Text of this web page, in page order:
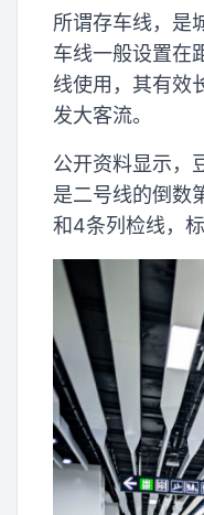
所谓存车线，是
车线一般设置在
线使用，其有效
发大客流。
公开资料显示，
是二号线的倒数
和4条列检线，